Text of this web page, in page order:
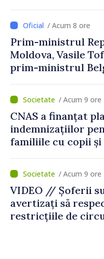
/ Acum 8 ore
Prim-ministrul
Moldova, Vasile
prim-ministrul
despre parcursul
al Republicii/ Acum 9 ore
CNAS a finanțat
indemnizațiilor
familiile cu copii și
temporară de
/ Acum 9 ore
VIDEO // Șoferii
avertizați să
restricțiile de